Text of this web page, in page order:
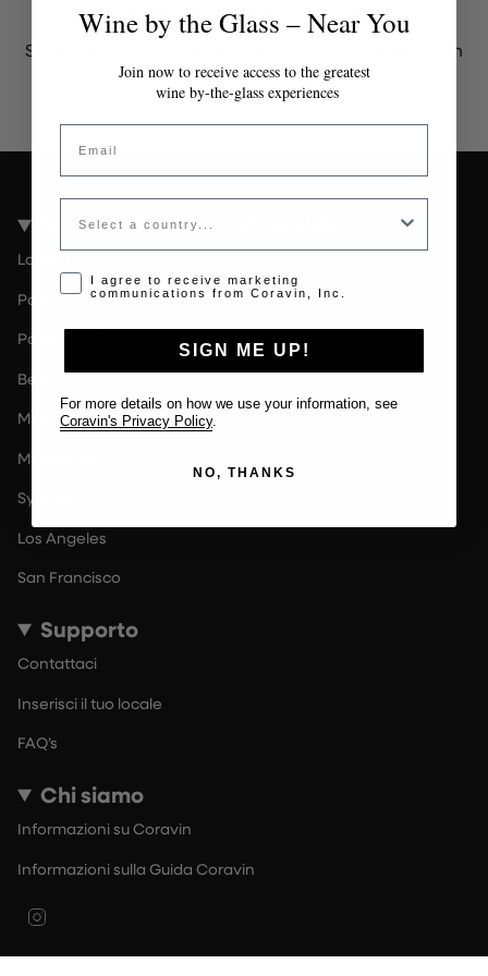
Token non valido o scaduto
Si prega di contattare l'amministratore per un token
valido.
Località della Coravin Guide
Londra
Paris
Paesi Bassi
Berlin
Milano
Melbourne
Sydney
Los Angeles
San Francisco
Supporto
Contattaci
Inserisci il tuo locale
FAQ’s
Chi siamo
Informazioni su Coravin
Informazioni sulla Guida Coravin
Wine by the Glass – Near You
Join now to receive access to the greatest
wine by-the-glass experiences
Email
Country
Opt-in disclaimer
I agree to receive marketing
communications from Coravin, Inc.
SIGN ME UP!
For more details on how we use your information, see
Coravin's Privacy Policy.
NO, THANKS